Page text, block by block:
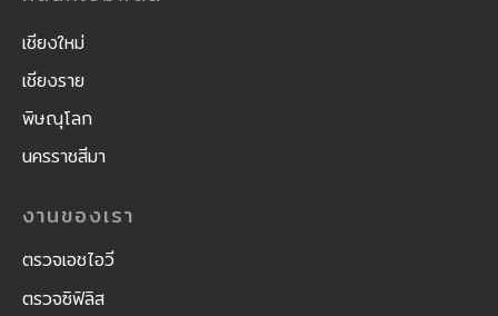
เชียงใหม่
เชียงราย
พิษณุโลก
นครราชสีมา
งานของเรา
ตรวจเอชไอวี
ตรวจซิฟิลิส